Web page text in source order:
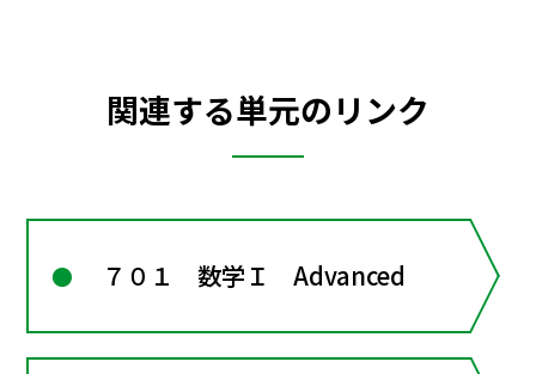
関連する単元のリンク
７０１ 数学Ｉ Advanced